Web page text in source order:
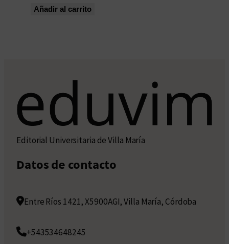
Añadir al carrito
Editorial Universitaria de Villa María
Datos de contacto
Entre Ríos 1421, X5900AGI, Villa María, Córdoba
+543534648245